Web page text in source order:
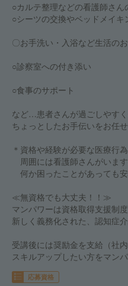
○カルテ整理などの看護師さん
○シーツの交換やベッドメイキ
〇お手洗い・入浴など生活の
○診察室への付き添い
○食事のサポート
など…患者さんが過ごしやす
ちょっとしたお手伝いをお任せ
＊資格や経験が必要な医療行
周囲には看護師さんがいます
何か困ったことがあっても安
≪無資格でも大丈夫！！≫
マンパワーは資格取得支援制
新しく義務化された、認知症
受講後には奨励金を支給（社内
スキルアップしたい方をマン
応募資格